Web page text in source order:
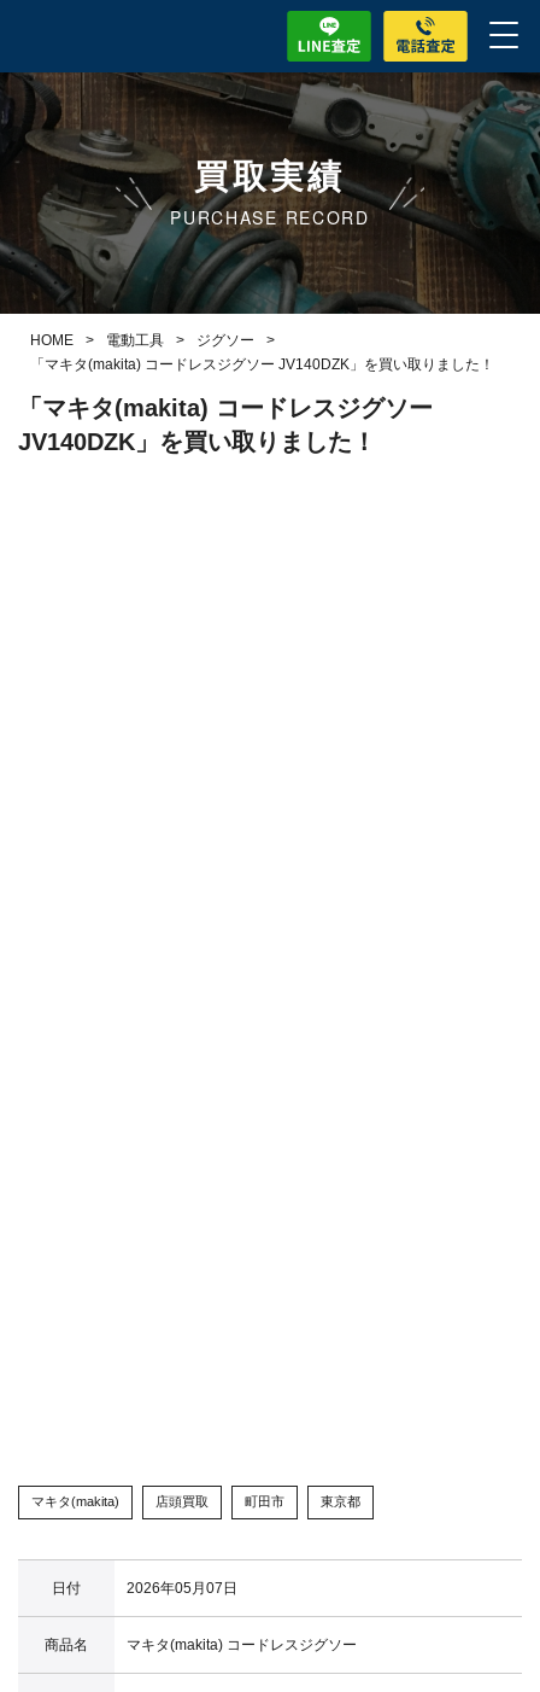
買取実績
PURCHASE RECORD
HOME > 電動工具 > ジグソー
>
「マキタ(makita) コードレスジグソー JV140DZK」を買い取りました！
「マキタ(makita) コードレスジグソー
JV140DZK」を買い取りました！
マキタ(makita) 店頭買取 町田市 東京都
日付 2026年05月07日
商品名 マキタ(makita) コードレスジグソー